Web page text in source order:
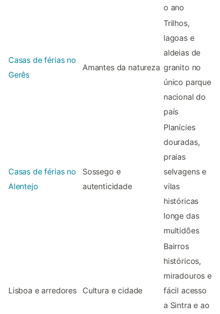
o ano
Casas de férias no
Gerês
Amantes da natureza
Trilhos,
lagoas e
aldeias de
granito no
único parque
nacional do
país
Casas de férias no
Alentejo
Sossego e
autenticidade
Planícies
douradas,
praias
selvagens e
vilas
históricas
longe das
multidões
Lisboa e arredores Cultura e cidade
Bairros
históricos,
miradouros e
fácil acesso
a Sintra e ao